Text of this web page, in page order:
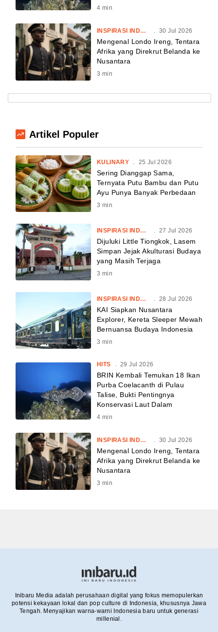
4 min
INSPIRASI INDONESIA 30 Jul 2026
Mengenal Londo Ireng, Tentara
Afrika yang Direkrut Belanda ke
Nusantara
3 min
Artikel Populer
KULINARY 25 Jul 2026
Sering Dianggap Sama,
Ternyata Putu Bambu dan Putu
Ayu Punya Banyak Perbedaan
3 min
INSPIRASI INDONESIA . 27 Jul 2026
Dijuluki Little Tiongkok, Lasem
Simpan Jejak Akulturasi Budaya
yang Masih Terjaga
3 min
INSPIRASI INDONESIA . 28 Jul 2026
KAI Siapkan Nusantara
Explorer, Kereta Sleeper Mewah
Bernuansa Budaya Indonesia
3 min
HITS . 29 Jul 2026
BRIN Kembali Temukan 18 Ikan
Purba Coelacanth di Pulau
Talise, Bukti Pentingnya
Konservasi Laut Dalam
4 min
INSPIRASI INDONESIA 30 Jul 2026
Mengenal Londo Ireng, Tentara
Afrika yang Direkrut Belanda ke
Nusantara
3 min
Inibaru Media adalah perusahaan digital yang fokus memopulerkan
potensi kekayaan lokal dan pop culture di Indonesia, khususnya Jawa
Tengah. Menyajikan warna-warni Indonesia baru untuk generasi
millenial.